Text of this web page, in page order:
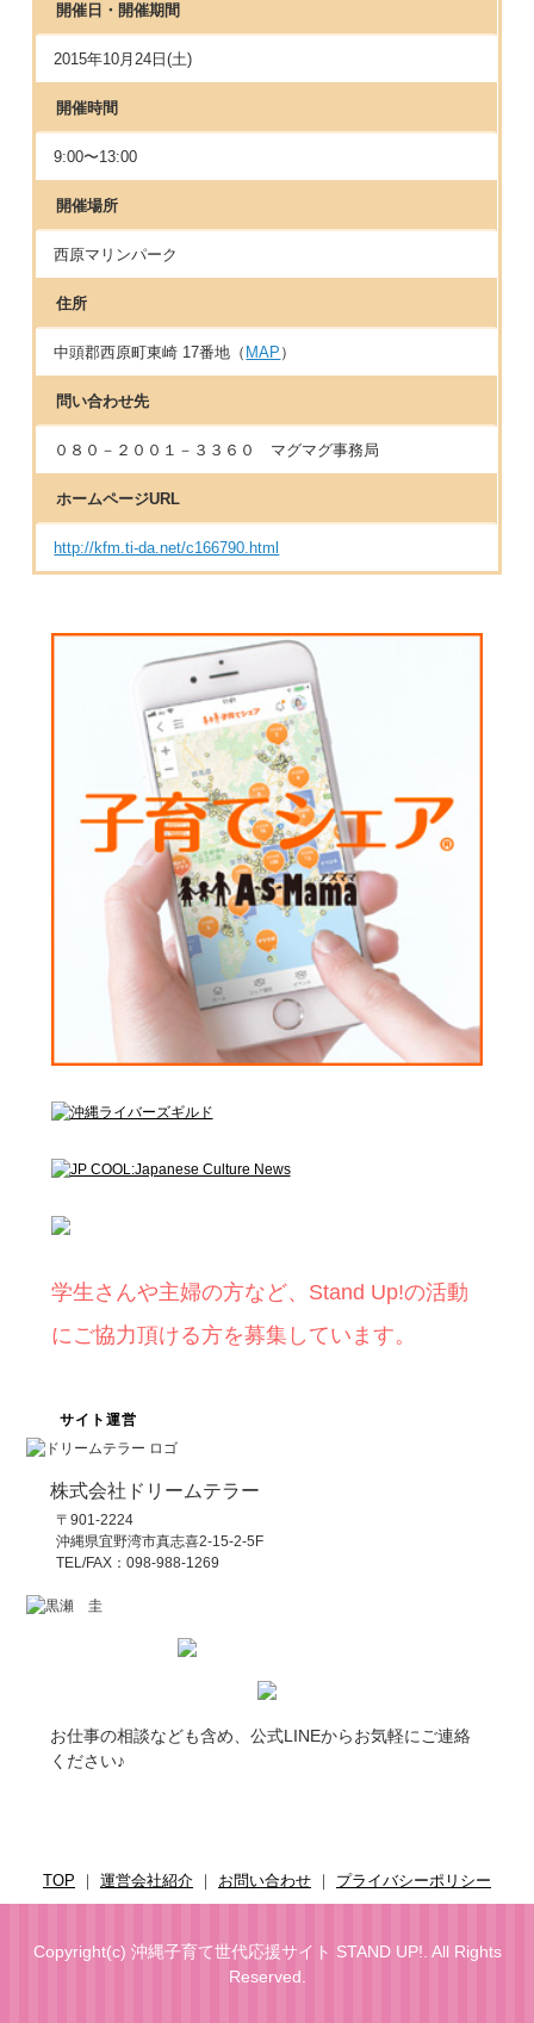
開催日・開催期間
2015年10月24日(土)
開催時間
9:00〜13:00
開催場所
西原マリンパーク
住所
中頭郡西原町東崎 17番地（ MAP ）
問い合わせ先
０８０－２００１－３３６０ マグマグ事務局
ホームページURL
http://kfm.ti-da.net/c166790.html
学生さんや主婦の方など、Stand Up!の活動
にご協力頂ける方を募集しています。
サイト運営
株式会社ドリームテラー
〒901-2224
沖縄県宜野湾市真志喜2-15-2-5F
TEL/FAX：098-988-1269
お仕事の相談なども含め、公式LINEからお気軽にご連絡
ください♪
TOP ｜ 運営会社紹介 ｜ お問い合わせ ｜ プライバシーポリシー
Copyright(c) 沖縄子育て世代応援サイト STAND UP!. All Rights
Reserved.